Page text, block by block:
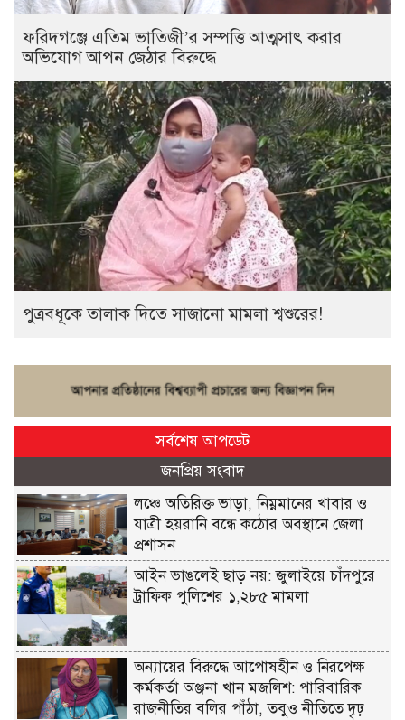
ফরিদগঞ্জে এতিম ভাতিজী’র সম্পত্তি আত্মসাৎ করার
অভিযোগ আপন জেঠার বিরুদ্ধে
পুত্রবধূকে তালাক দিতে সাজানো মামলা শ্বশুরের!
সর্বশেষ আপডেট
জনপ্রিয় সংবাদ
লঞ্চে অতিরিক্ত ভাড়া, নিম্নমানের খাবার ও
যাত্রী হয়রানি বন্ধে কঠোর অবস্থানে জেলা
প্রশাসন
আইন ভাঙলেই ছাড় নয়: জুলাইয়ে চাঁদপুরে
ট্রাফিক পুলিশের ১,২৮৫ মামলা
অন্যায়ের বিরুদ্ধে আপোষহীন ও নিরপেক্ষ
কর্মকর্তা অঞ্জনা খান মজলিশ: পারিবারিক
রাজনীতির বলির পাঁঠা, তবুও নীতিতে দৃঢ়